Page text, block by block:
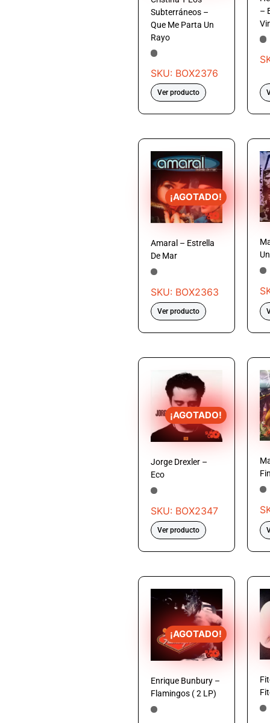
Subterráneos –
Que Me Parta Un
Rayo
SKU: BOX2376
Ver producto
–
¡AGOTADO!
Amaral – Estrella
De Mar
SKU: BOX2363
Ver producto
¡AGOTADO!
Jorge Drexler –
Eco
SKU: BOX2347
Ver producto
¡AGOTADO!
Enrique Bunbury –
Flamingos ( 2 LP)